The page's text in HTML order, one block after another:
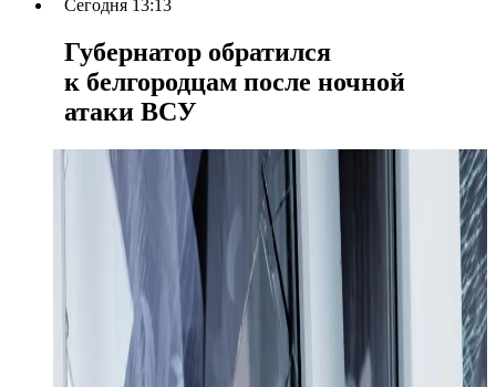
Сегодня 13:13
Губернатор обратился
к белгородцам после ночной
атаки ВСУ